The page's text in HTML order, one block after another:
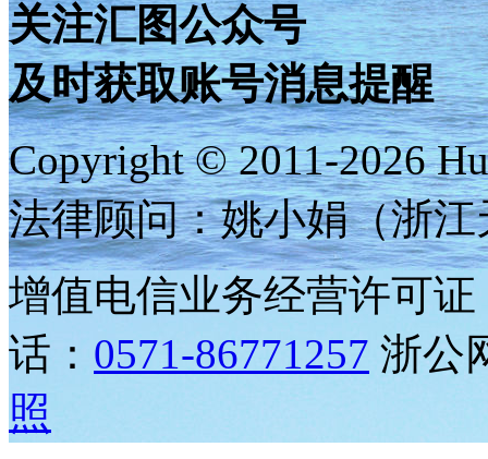
关注汇图公众号
及时获取账号消息提醒
Copyright © 2011-2026
法律顾问：姚小娟（浙
增值电信业务经营许可
话： 0571-86771257 浙公
照